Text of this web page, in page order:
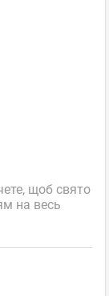
щоб свято
на весь